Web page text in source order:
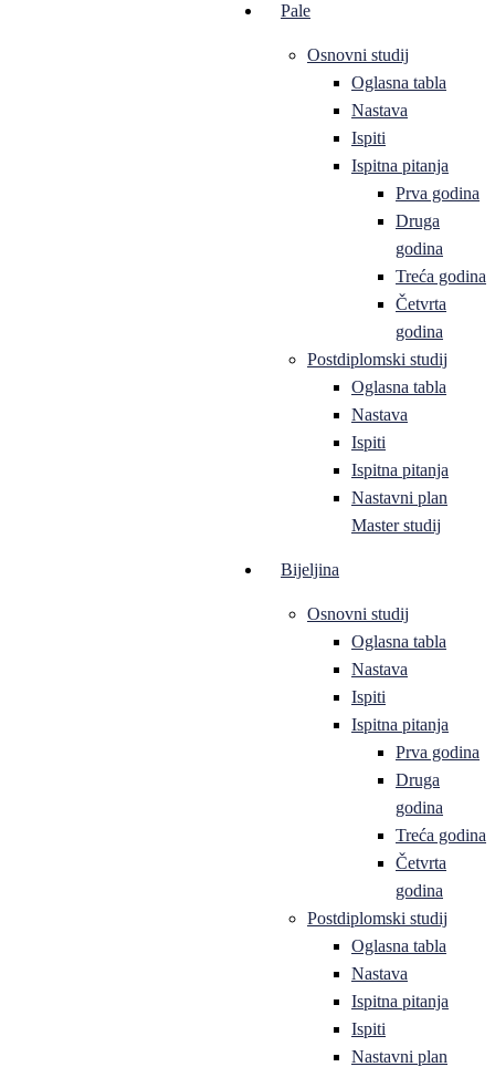
Pale
Osnovni studij
Oglasna tabla
Nastava
Ispiti
Ispitna pitanja
Prva godina
Druga
godina
Treća godina
Četvrta
godina
Postdiplomski studij
Oglasna tabla
Nastava
Ispiti
Ispitna pitanja
Nastavni plan
Master studij
Bijeljina
Osnovni studij
Oglasna tabla
Nastava
Ispiti
Ispitna pitanja
Prva godina
Druga
godina
Treća godina
Četvrta
godina
Postdiplomski studij
Oglasna tabla
Nastava
Ispitna pitanja
Ispiti
Nastavni plan